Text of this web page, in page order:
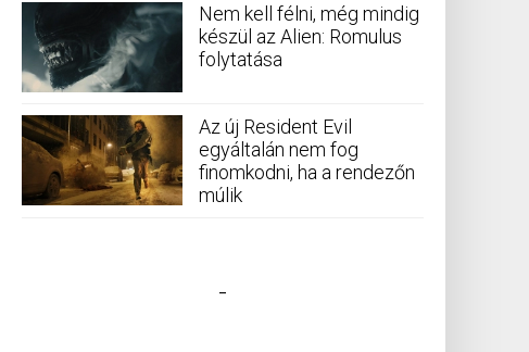
Nem kell félni, még mindig
készül az Alien: Romulus
folytatása
Az új Resident Evil
egyáltalán nem fog
finomkodni, ha a rendezőn
múlik